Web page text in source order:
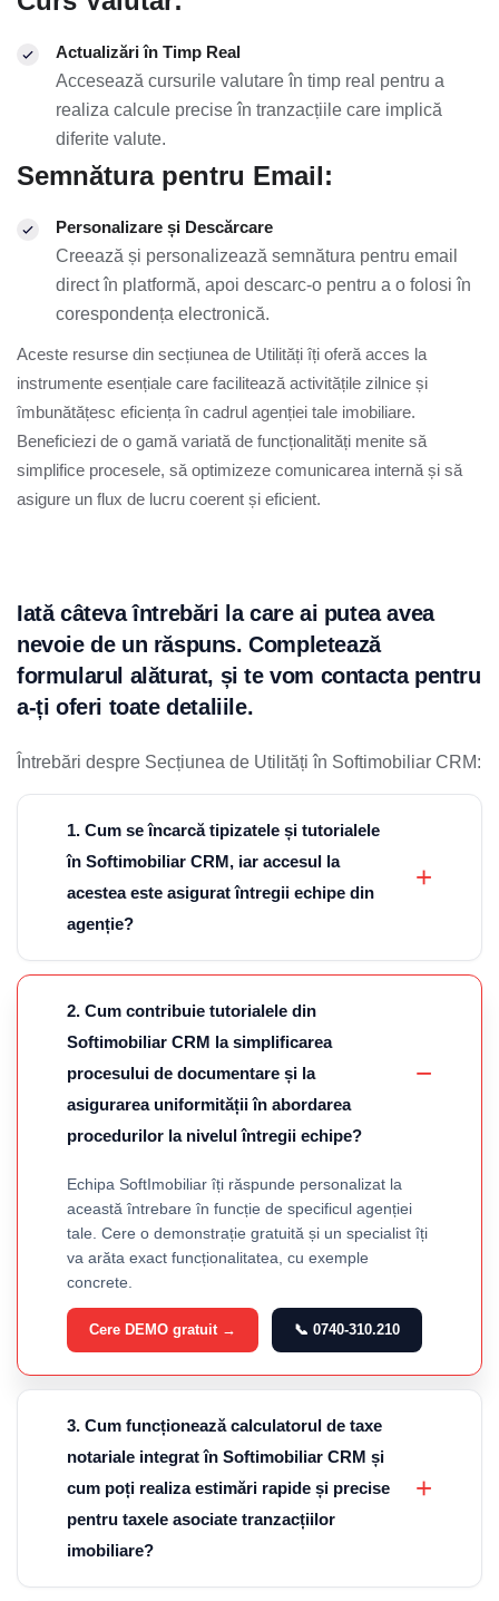
Actualizări în Timp Real
Accesează cursurile valutare în timp real pentru a
realiza calcule precise în tranzacțiile care implică
diferite valute.
Semnătura pentru Email:
Personalizare și Descărcare
Creează și personalizează semnătura pentru email
direct în platformă, apoi descarc-o pentru a o folosi în
corespondența electronică.
Aceste resurse din secțiunea de Utilități îți oferă acces la
instrumente esențiale care facilitează activitățile zilnice și
îmbunătățesc eficiența în cadrul agenției tale imobiliare.
Beneficiezi de o gamă variată de funcționalități menite să
simplifice procesele, să optimizeze comunicarea internă și să
asigure un flux de lucru coerent și eficient.
Iată câteva întrebări la care ai putea avea
nevoie de un răspuns. Completează
formularul alăturat, și te vom contacta pentru
a-ți oferi toate detaliile.
Întrebări despre Secțiunea de Utilități în Softimobiliar CRM:
1. Cum se încarcă tipizatele și tutorialele
în Softimobiliar CRM, iar accesul la
acestea este asigurat întregii echipe din
agenție?
2. Cum contribuie tutorialele din
Softimobiliar CRM la simplificarea
procesului de documentare și la
asigurarea uniformității în abordarea
procedurilor la nivelul întregii echipe?
Echipa SoftImobiliar îți răspunde personalizat la
această întrebare în funcție de specificul agenției
tale. Cere o demonstrație gratuită și un specialist îți
va arăta exact funcționalitatea, cu exemple
concrete.
Cere DEMO gratuit → 📞 0740-310.210
3. Cum funcționează calculatorul de taxe
notariale integrat în Softimobiliar CRM și
cum poți realiza estimări rapide și precise
pentru taxele asociate tranzacțiilor
imobiliare?